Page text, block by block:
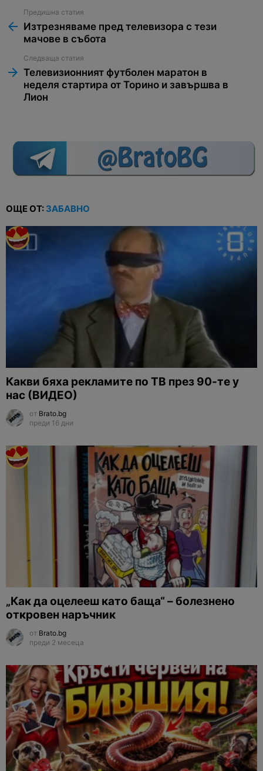
more
Предишна статия
Изтрезняваме пред телевизора с тези
мачове в събота
Следваща статия
Телевизионният футболен маратон в
неделя стартира от Торино и завършва в
Лион
ОЩЕ ОТ: ЗАБАВНО
Какви бяха рекламите по ТВ през 90-те у
нас (ВИДЕО)
от Brato.bg
преди 16 дни
„Как да оцелееш като баща“ – болезнено
откровен наръчник
от Brato.bg
преди 2 месеца